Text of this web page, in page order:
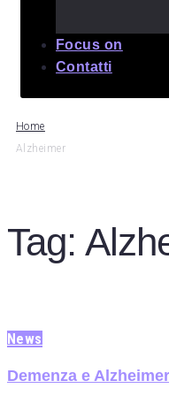
Focus on
Contatti
Home
Alzheimer
Tag:
News
Demenza e